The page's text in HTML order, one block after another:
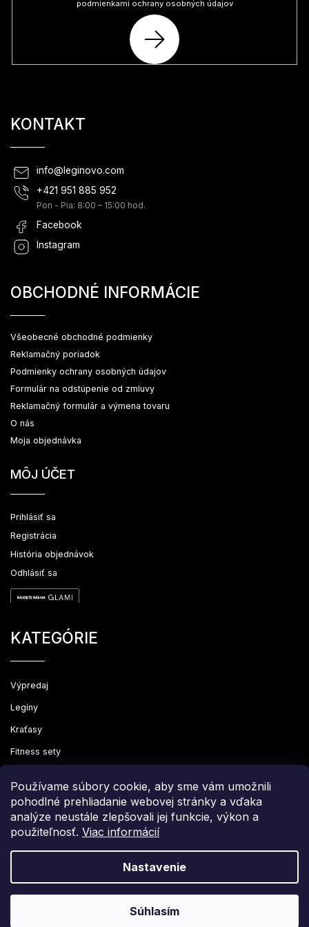
Používame súbory cookie, aby sme vám umožnili
pohodlné prehliadanie webovej stránky a vďaka
analýze neustále zlepšovali jej funkcie, výkon a
použiteľnosť. Viac informácií
Nastavenie
Súhlasím
podmienkami ochrany osobných údajov
PRIHLÁSIŤ
SA
KONTAKT
info@ leginovo.com
+421 951 885 952
Pon - Pia: 8:00 – 15:00 hod.
Facebook
Instagram
OBCHODNÉ INFORMÁCIE
Všeobecné obchodné podmienky
Reklamačný poriadok
Podmienky ochrany osobných údajov
Formulár na odstúpenie od zmluvy
Reklamačný formulár a výmena tovaru
O nás
Moja objednávka
MÔJ ÚČET
Prihlásiť sa
Registrácia
História objednávok
Odhlásiť sa
KATEGÓRIE
Výpredaj
Legíny
Kraťasy
Fitness sety
Vytvoril Shoptet